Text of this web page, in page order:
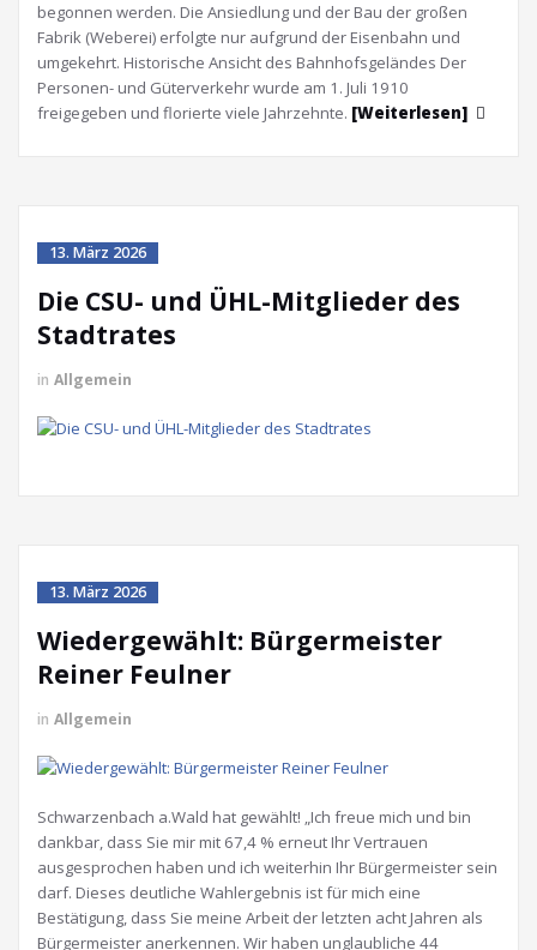
begonnen werden. Die Ansiedlung und der Bau der großen
Fabrik (Weberei) erfolgte nur aufgrund der Eisenbahn und
umgekehrt. Historische Ansicht des Bahnhofsgeländes Der
Personen- und Güterverkehr wurde am 1. Juli 1910
freigegeben und florierte viele Jahrzehnte. [Weiterlesen]
13. März 2026
Die CSU- und ÜHL-Mitglieder des
Stadtrates
in Allgemein
13. März 2026
Wiedergewählt: Bürgermeister
Reiner Feulner
in Allgemein
Schwarzenbach a.Wald hat gewählt! „Ich freue mich und bin
dankbar, dass Sie mir mit 67,4 % erneut Ihr Vertrauen
ausgesprochen haben und ich weiterhin Ihr Bürgermeister sein
darf. Dieses deutliche Wahlergebnis ist für mich eine
Bestätigung, dass Sie meine Arbeit der letzten acht Jahren als
Bürgermeister anerkennen. Wir haben unglaubliche 44